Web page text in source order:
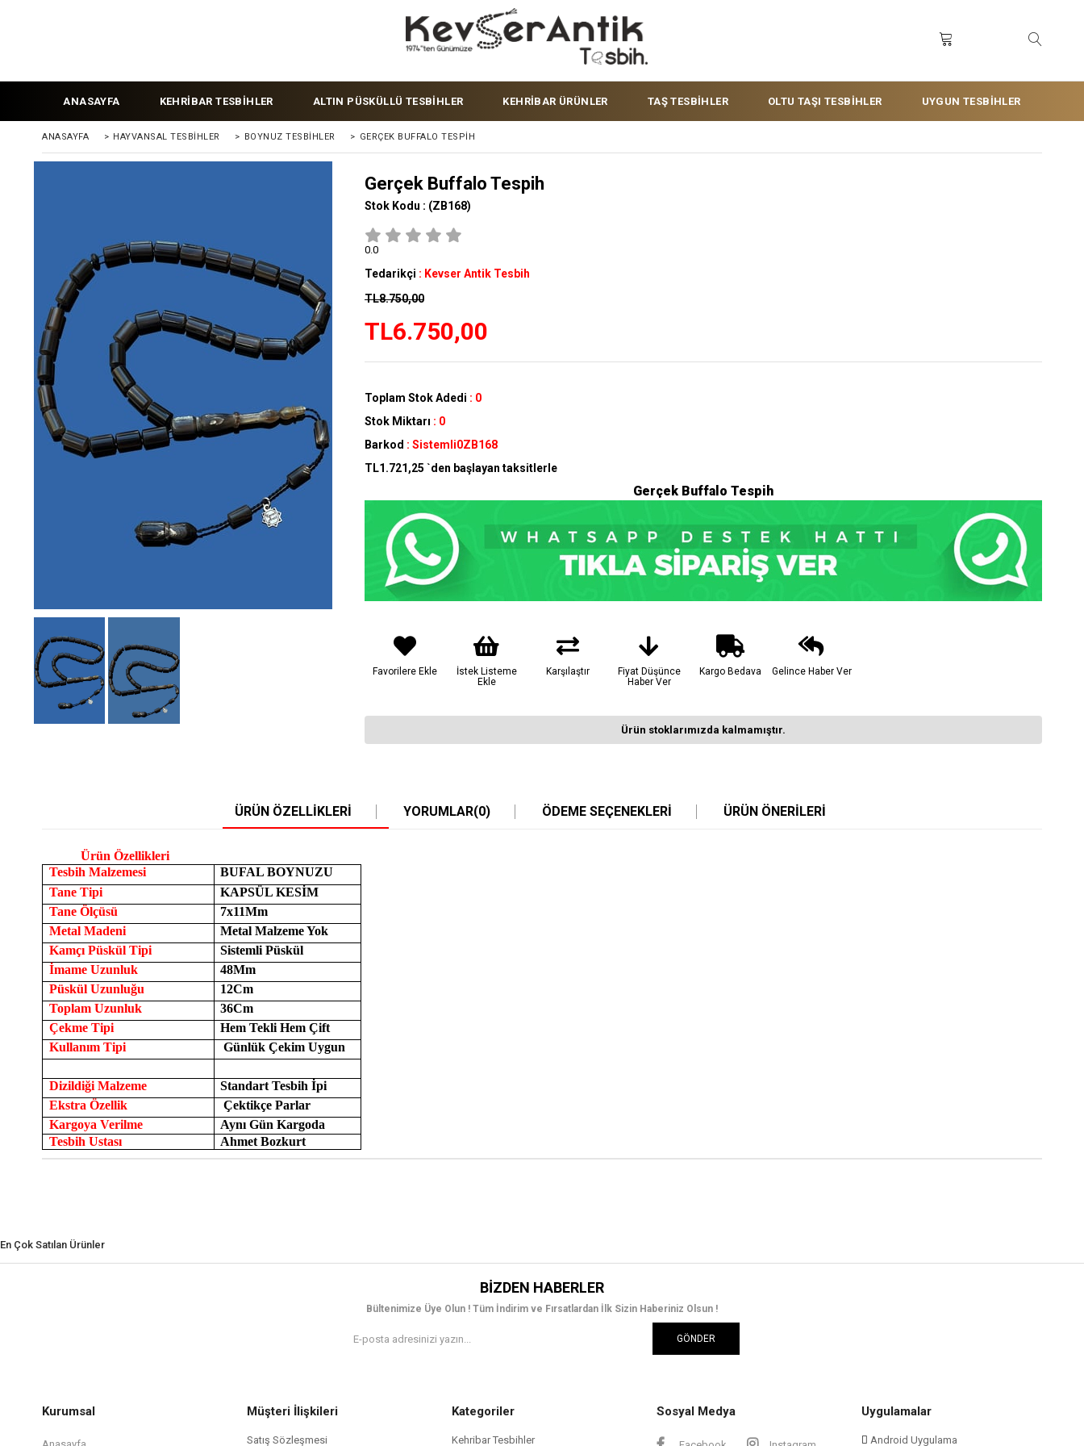
ANASAYFA KEHRİBAR TESBİHLER ALTIN PÜSKÜLLÜ TESBİHLER KEHRİBAR ÜRÜNLER TAŞ TESBİHLER OLTU TAŞI TESBİHLER UYGUN TESBİHLER
ANASAYFA > HAYVANSAL TESBİHLER > BOYNUZ TESBİHLER > GERÇEK BUFFALO TESPIH
Gerçek Buffalo Tespih
Stok Kodu : (ZB168)
0.0
Tedarikçi : Kevser Antik Tesbih
TL8.750,00
TL6.750,00
Toplam Stok Adedi : 0
Stok Miktarı : 0
Barkod : Sistemli0ZB168
TL1.721,25 `den başlayan taksitlerle
Gerçek Buffalo Tespih
Favorilere Ekle
İstek Listeme
Ekle
Karşılaştır
Fiyat Düşünce
Haber Ver
Kargo Bedava Gelince Haber Ver
Ürün stoklarımızda kalmamıştır.
ÜRÜN ÖZELLIKLERI YORUMLAR(0) ÖDEME SEÇENEKLERI ÜRÜN ÖNERILERI
Ürün Özellikleri
Tesbih Malzemesi
BUFAL BOYNUZU
Tane Tipi
KAPSÜL KESİM
Tane Ölçüsü
7x11Mm
Metal Madeni
Metal Malzeme Yok
Kamçı Püskül Tipi
Sistemli Püskül
İmame Uzunluk
48Mm
Püskül Uzunluğu
12Cm
Toplam Uzunluk
36Cm
Çekme Tipi
Hem Tekli Hem Çift
Kullanım Tipi
Günlük Çekim Uygun
Dizildiği Malzeme
Standart Tesbih İpi
Ekstra Özellik
Çektikçe Parlar
Kargoya Verilme
Aynı Gün Kargoda
Tesbih Ustası
Ahmet Bozkurt
En Çok Satılan Ürünler
BIZDEN HABERLER
Bültenimize Üye Olun ! Tüm İndirim ve Fırsatlardan İlk Sizin Haberiniz Olsun !
GÖNDER
Kurumsal Müşteri İlişkileri
Satış Sözleşmesi
Kategoriler
Kehribar Tesbihler
Sosyal Medya Uygulamalar
Android Uygulama